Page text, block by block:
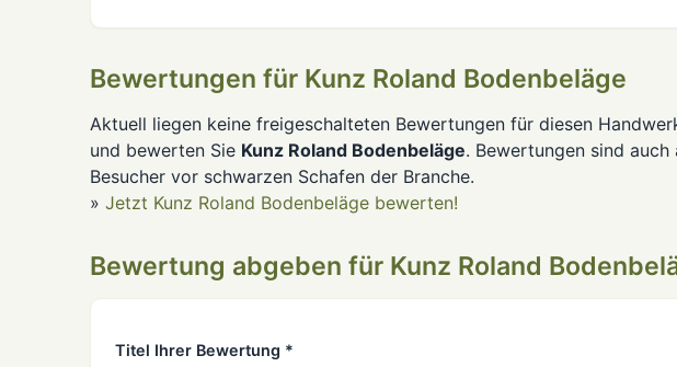
Bewertungen für Kunz Roland Bodenbeläge
Aktuell liegen keine freigeschalteten Bewertungen für diesen
und bewerten Sie Kunz Roland Bodenbeläge. Bewertungen sind
Besucher vor schwarzen Schafen der Branche.
» Jetzt Kunz Roland Bodenbeläge bewerten!
Bewertung abgeben für Kunz Roland
Titel Ihrer Bewertung *